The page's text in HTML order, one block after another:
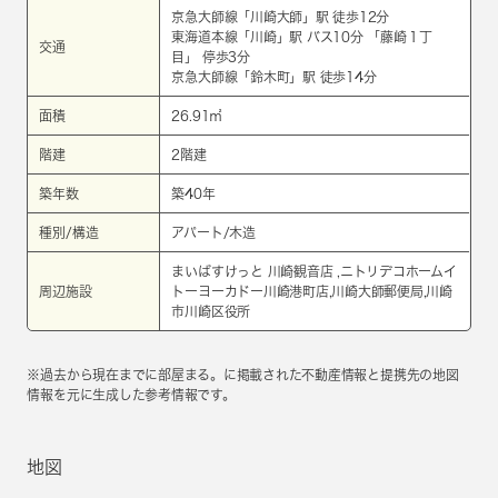
交通
京急大師線 「 川崎大師 」駅 徒歩12分
東海道本線 「 川崎」駅 バス10分 「藤崎１丁
目」 停歩3分
京急大師線 「鈴木町」駅 徒歩14分
面積 26.91㎡
階建 2階建
築年数 築40年
種別/構造 アパート/木造
周辺施設
まいばすけっと 川崎観音店 ,ニトリデコホームイ
トーヨーカドー川崎港町店,川崎大師郵便局,川崎
市川崎区役所
※過去から現在までに部屋まる。に掲載された不動産情報と提携先の地図
情報を元に生成した参考情報です。
地図